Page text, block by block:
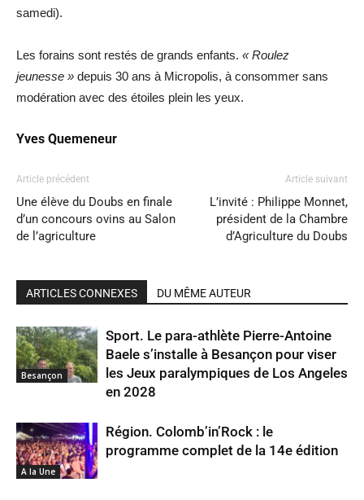
samedi).
Les forains sont restés de grands enfants. « Roulez
jeunesse » depuis 30 ans à Micropolis, à consommer sans
modération avec des étoiles plein les yeux.
Yves Quemeneur
Article précédent
Une élève du Doubs en finale
d’un concours ovins au Salon
de l’agriculture
Article suivant
L’invité : Philippe Monnet,
président de la Chambre
d’Agriculture du Doubs
ARTICLES CONNEXES DU MÊME AUTEUR
Besançon
Sport. Le para-athlète Pierre-Antoine
Baele s’installe à Besançon pour viser
les Jeux paralympiques de Los Angeles
en 2028
A la Une
Région. Colomb’in’Rock : le
programme complet de la 14e édition